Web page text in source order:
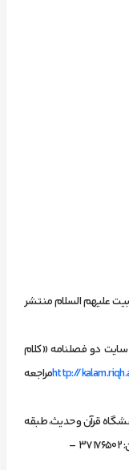
علیهم السلام منتشر
سایت دو فصلنامه «کلام
http://مراجعه
پژوهشگاه قرآن و حدیث، طبقه
–